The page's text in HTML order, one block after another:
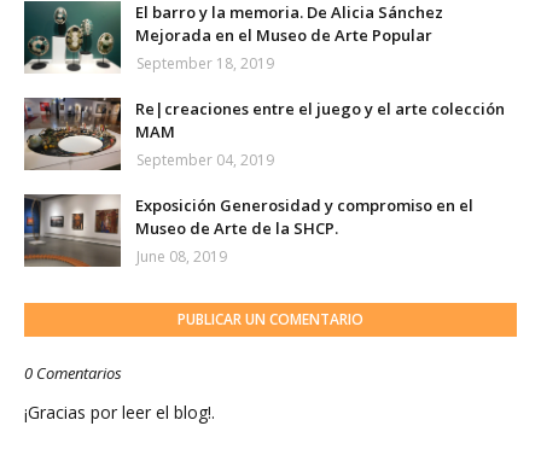
El barro y la memoria. De Alicia Sánchez
Mejorada en el Museo de Arte Popular
September 18, 2019
Re|creaciones entre el juego y el arte colección
MAM
September 04, 2019
Exposición Generosidad y compromiso en el
Museo de Arte de la SHCP.
June 08, 2019
PUBLICAR UN COMENTARIO
0 Comentarios
¡Gracias por leer el blog!.